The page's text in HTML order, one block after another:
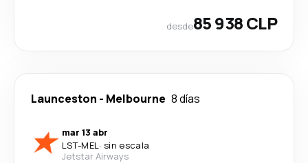
desde85 938 CLP
Launceston - Melbourne 8 días
mar 13 abr
LST-MEL· sin escala
Jetstar Airways